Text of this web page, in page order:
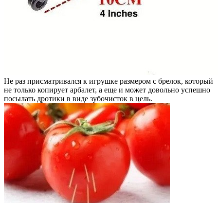
Не раз присматривался к игрушке размером с брелок, который
не только копирует арбалет, а еще и может довольно успешно
посылать дротики в виде зубочисток в цель.